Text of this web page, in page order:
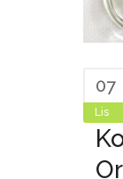
07
Lis